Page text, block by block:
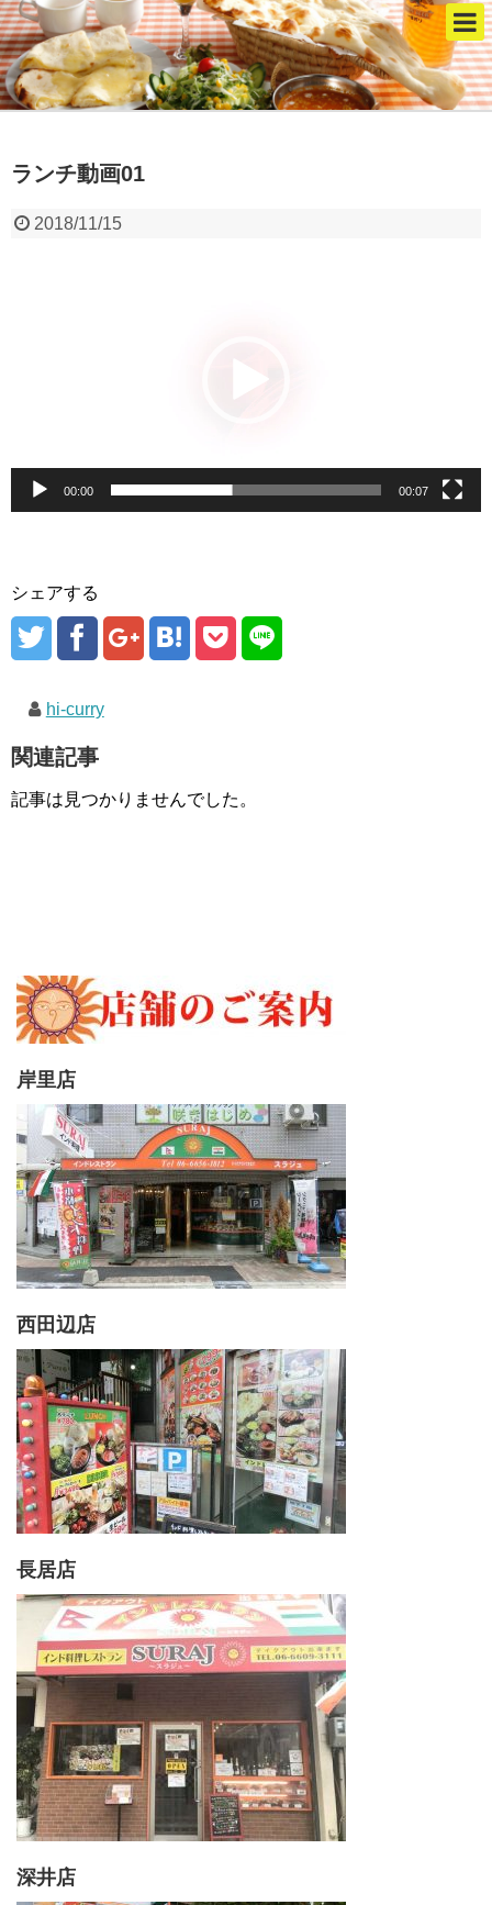
ランチ動画01
2018/11/15
00:00 00:07
シェアする
hi-curry
関連記事
記事は見つかりませんでした。
岸里店
西田辺店
長居店
深井店